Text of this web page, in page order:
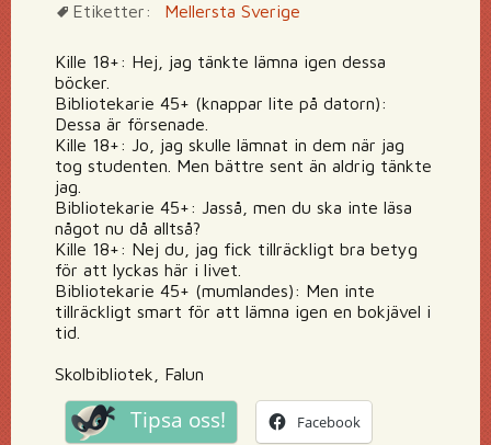
Etiketter:
Mellersta Sverige
Kille 18+: Hej, jag tänkte lämna igen dessa
böcker.
Bibliotekarie 45+ (knappar lite på datorn):
Dessa är försenade.
Kille 18+: Jo, jag skulle lämnat in dem när jag
tog studenten. Men bättre sent än aldrig tänkte
jag.
Bibliotekarie 45+: Jasså, men du ska inte läsa
något nu då alltså?
Kille 18+: Nej du, jag fick tillräckligt bra betyg
för att lyckas här i livet.
Bibliotekarie 45+ (mumlandes): Men inte
tillräckligt smart för att lämna igen en bokjävel i
tid.
Skolbibliotek, Falun
Tipsa oss! Facebook